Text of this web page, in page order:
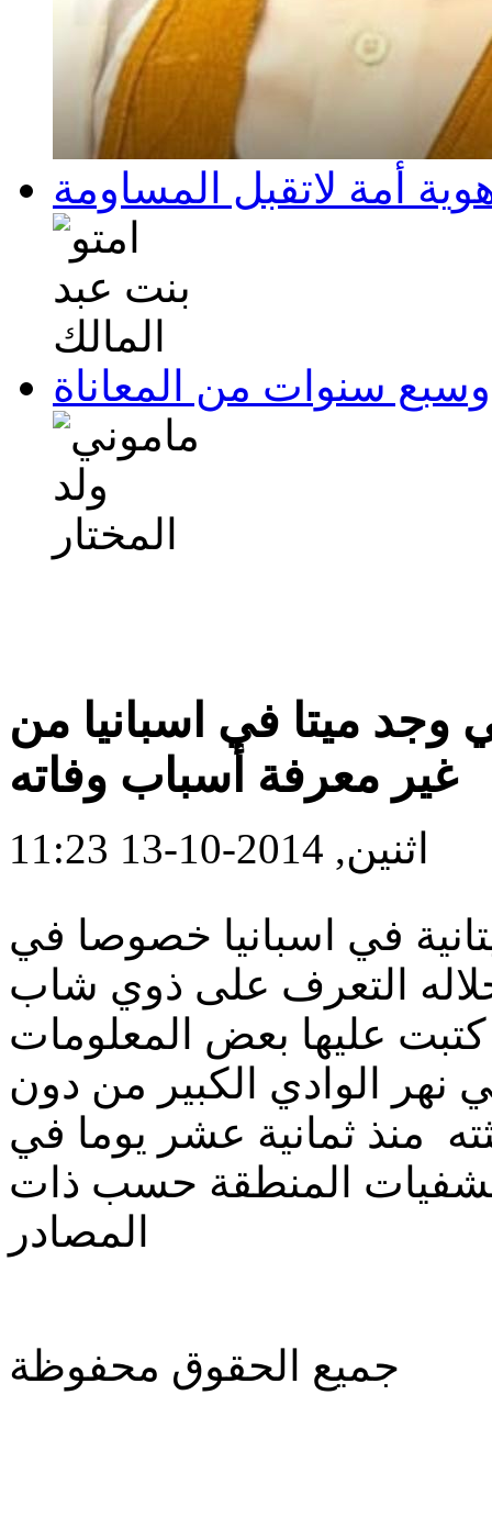
أمة لاتقبل المساومة
ميتا في اسبانيا من
غير معرفة أسباب وفاته
اثنين, 2014-10-13 11:23
في اسبانيا خصوصا في
التعرف على ذوي شاب
عليها بعض المعلومات
نهر الوادي الكبير من دون
منذ ثمانية عشر يوما في
المنطقة حسب ذات
جميع الحقوق محفوظة